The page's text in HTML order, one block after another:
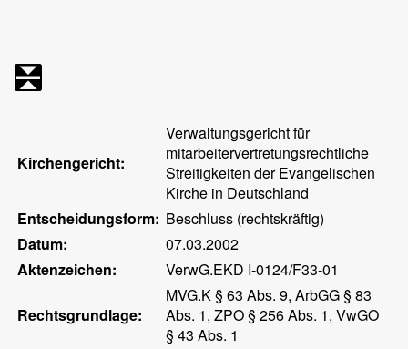
Kirchengericht:
Verwaltungsgericht für
mitarbeitervertretungsrechtliche
Streitigkeiten der Evangelischen
Kirche in Deutschland
Entscheidungsform: Beschluss (rechtskräftig)
Datum:
07.03.2002
Aktenzeichen:
VerwG.EKD I-0124/F33-01
Rechtsgrundlage:
MVG.K § 63 Abs. 9, ArbGG § 83
Abs. 1, ZPO § 256 Abs. 1, VwGO
§ 43 Abs. 1